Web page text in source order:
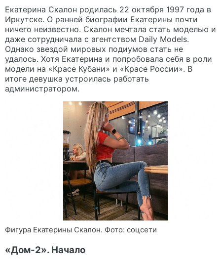
Екатерина Скалон родилась 22 октября 1997 года в
Иркутске. О ранней биографии Екатерины почти
ничего неизвестно. Скалон мечтала стать моделью и
даже сотрудничала с агентством Daily Models.
Однако звездой мировых подиумов стать не
удалось. Хотя Екатерина и попробовала себя в роли
модели на «Красе Кубани» и «Красе России». В
итоге девушка устроилась работать
администратором.
Фигура Екатерины Скалон. Фото: соцсети
«Дом-2». Начало